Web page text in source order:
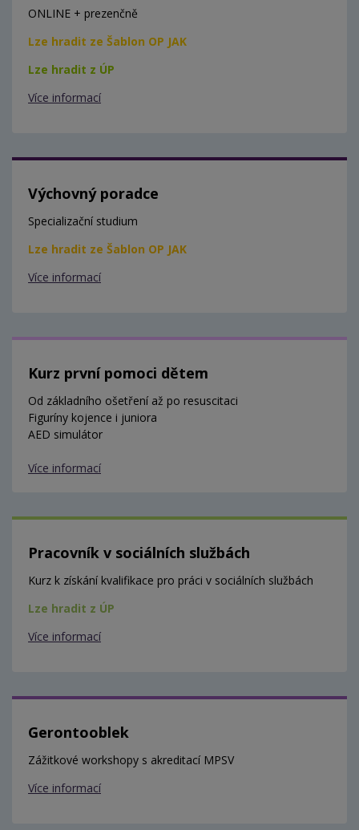
ONLINE + prezenčně
Lze hradit ze Šablon OP JAK
Lze hradit z ÚP
Více informací
Výchovný poradce
Specializační studium
Lze hradit ze Šablon OP JAK
Více informací
Kurz první pomoci dětem
Od základního ošetření až po resuscitaci
Figuríny kojence i juniora
AED simulátor
Více informací
Pracovník v sociálních službách
Kurz k získání kvalifikace pro práci v sociálních službách
Lze hradit z ÚP
Více informací
Gerontooblek
Zážitkové workshopy s akreditací MPSV
Více informací